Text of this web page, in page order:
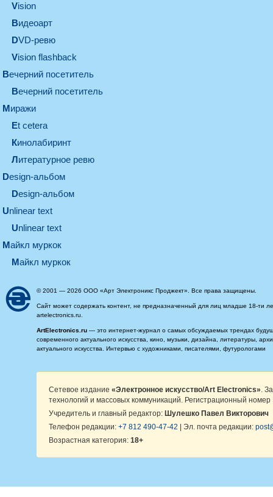
vision
видеоарт
DVD-ревю
Vision flashback
вечерний посетитель
вечерний посетитель
миражи
et cetera
кинолабиринт
литературное ревю
design-альбом
design-альбом
unlinear text
Unlinear text
майкл муркок
майкл муркок
© 2001 — 2026 ООО «Арт Электроникс Проджект». Все права защищены.
Сайт может содержать контент, не предназначенный для лиц младше 18-ти
artelectronics.ru.
ArtElectronics.ru — это интернет-журнал о самых обсуждаемых трендах
современного актуального искусства, кино, музыки, дизайна, литературы,
актуального искусства. Интервью с художниками, писателями, футурологами
Сетевое издание «Электронное искусство/Art Electronics» .
технологий и массовых коммуникаций. Регистрационный
Учредитель и главный редактор: Шулешко Павел Викторович
Телефон редакции: +7 812 490-47-42 | Эл. почта редакции:
Возрастная категория: 18+